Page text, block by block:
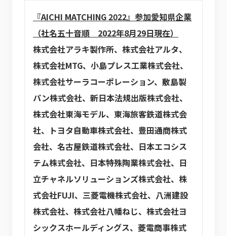
『AICHI MATCHING 2022』参加愛知県企業
（社名五十音順 2022年8月29日現在）
株式会社アラキ製作所、株式会社アルタ、
株式会社MTG、小島プレス工業株式会社、
株式会社サーラコーポレーション、敷島製
パン株式会社、新日本法規出版株式会社、
株式会社東海モデル、東海旅客鉄道株式会
社、トヨタ自動車株式会社、豊田通商株式
会社、名古屋鉄道株式会社、日本エコシス
テム株式会社、日本特殊陶業株式会社、日
立チャネルソリューションズ株式会社、株
式会社FUJI、三菱電機株式会社、八洲建設
株式会社、株式会社八幡ねじ、株式会社ヨ
シックスホールディングス、菱電商事株式